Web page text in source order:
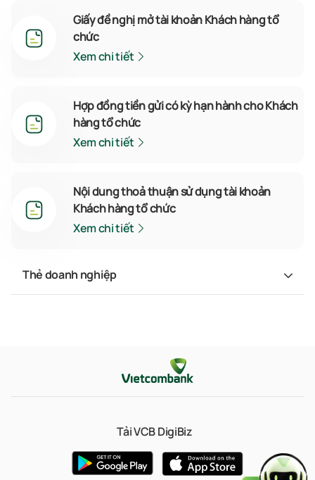
Giấy đề nghị mở tài khoản Khách hàng tổ
chức
Xem chi tiết
Hợp đồng tiền gửi có kỳ hạn hành cho Khách
hàng tổ chức
Xem chi tiết
Nội dung thoả thuận sử dụng tài khoản
Khách hàng tổ chức
Xem chi tiết
Thẻ doanh nghiệp
Tải VCB DigiBiz